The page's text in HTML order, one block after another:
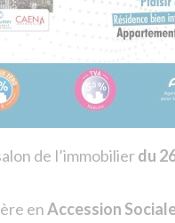
de l’immobilierdu
enAccession